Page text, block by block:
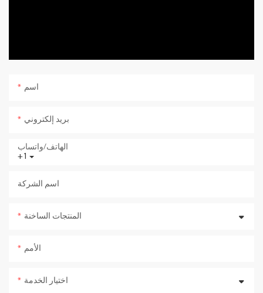
اسم
بريد إلكتروني
+1
الهاتف/واتساب
اسم الشركة
المنتجات الساخنة
الأمم
اختيار الخدمة